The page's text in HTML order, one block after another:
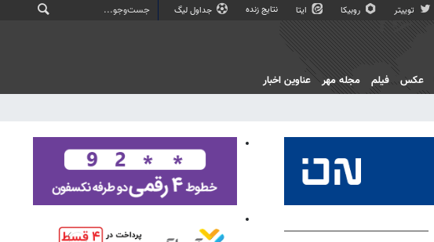
توییتر روبیکا ایتا نتایج زنده جداول لیگ
عکس فیلم مجله مهر عناوین اخبار